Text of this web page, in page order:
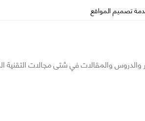
تصميم المواقع
والدروس والمقالات في شتى مجالات التقنية